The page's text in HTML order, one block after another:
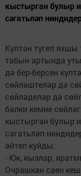
кыстырган булыр
сәгатьләп
Күптән түгел
табын артында
дә бер-берсен
сөйләштеләр дә
сөйләделәр дә
бәлки кемне
кыстырган булыр
сәгатьләп
әйтеп куйды:
- Юк, кызлар,
Очрашкан саен